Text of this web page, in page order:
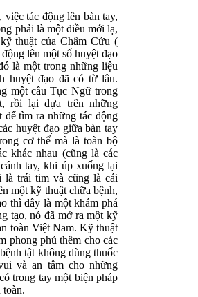
tác động lên bàn tay,
phải là một điều mới lạ,
thuật của Châm Cứu (
lên một số huyệt đạo
là một trong những liệu
huyệt đạo đã có từ lâu.
một câu Tục Ngữ trong
rồi lại dựa trên những
tìm ra những tác động
huyệt đạo giữa bàn tay
cơ thể mà là toàn bộ
khác nhau (cũng là các
tay, khi úp xuống lại
là trái tim và cũng là cái
một kỹ thuật chữa bệnh,
thì đây là một khám phá
tạo, nó đã mở ra một kỹ
toàn Việt Nam. Kỹ thuật
phong phú thêm cho các
tật không dùng thuốc
và an tâm cho những
trong tay một biện pháp
toàn.